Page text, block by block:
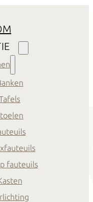
fauteuils